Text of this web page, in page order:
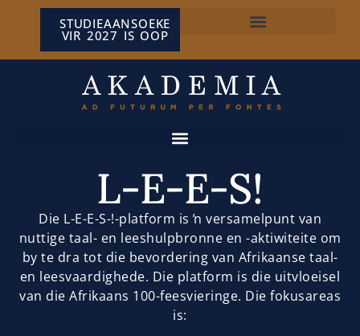
STUDIEAANSOEKE
VIR 2027 IS OOP
L-E-E-S!
Die L-E-E-S-!-platform is ŉ versamelpunt van
nuttige taal- en leeshulpbronne en -aktiwiteite om
by te dra tot die bevordering van Afrikaanse taal-
en leesvaardighede. Die platform is die uitvloeisel
van die Afrikaans 100-feesvieringe. Die fokusareas
is: